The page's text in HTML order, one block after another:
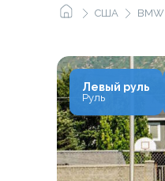
США BMW
Левый руль
Руль